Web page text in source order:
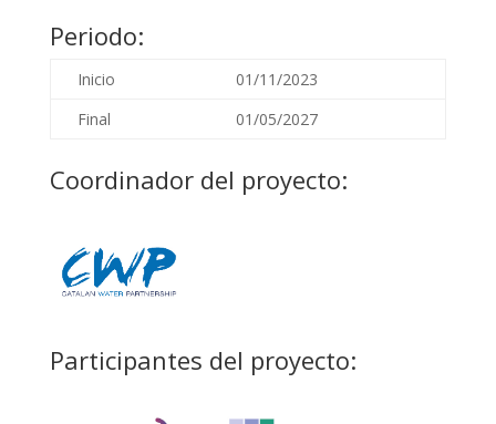
Periodo:
Inicio
01/11/2023
Final
01/05/2027
Coordinador del proyecto:
Participantes del proyecto: